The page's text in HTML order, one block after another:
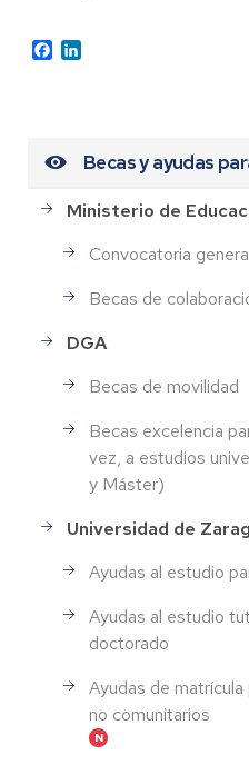
Facebook
Becas y ayudas
Ministerio de
Convocatoria
Becas de
DGA
Becas de movilidad
Becas excelencia
vez, a estudios
y Máster)
Universidad de
Ayudas al estudio
Ayudas al estudio
doctorado
Ayudas de
no comunitarios